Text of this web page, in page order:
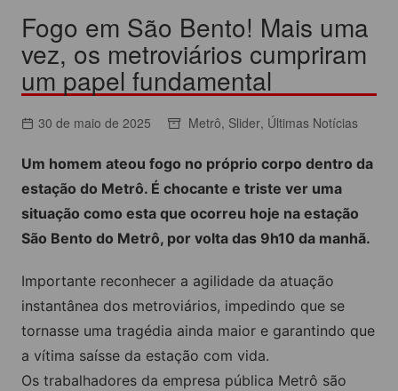
Fogo em São Bento! Mais uma
vez, os metroviários cumpriram
um papel fundamental
30 de maio de 2025 Metrô, Slider, Últimas Notícias
Um homem ateou fogo no próprio corpo dentro da
estação do Metrô. É chocante e triste ver uma
situação como esta que ocorreu hoje na estação
São Bento do Metrô, por volta das 9h10 da manhã.
Importante reconhecer a agilidade da atuação
instantânea dos metroviários, impedindo que se
tornasse uma tragédia ainda maior e garantindo que
a vítima saísse da estação com vida.
Os trabalhadores da empresa pública Metrô são